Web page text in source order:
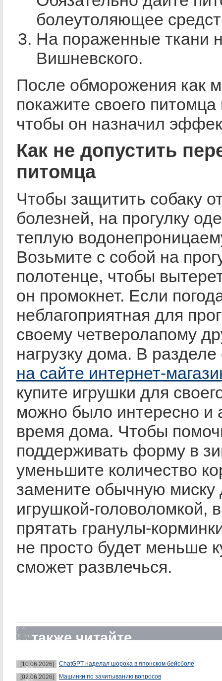
болеутоляющее
На пораженные ткани
Вишневского.
После обморожения как
покажите своего питомца
чтобы он назначил
Как не допустить
питомца
Чтобы защитить собаку
болезней, на прогулку
теплую
Возьмите с собой на
полотенце, чтобы
он промокнет. Если
неблагоприятная для
своему четверолапому
нагрузку дома. В
на сайте интернет-
купите игрушки для
можно было интересно и
время дома. Чтобы
поддерживать форму в
уменьшите количество
замените обычную миску
игрушкой-головоломкой,
прятать гранулы-
не просто будет меньше
сможет развлечься.
также читайте
[10.06.2026]
ChatGPT наделал шороха в японском бейсболе
[02.06.2026]
Машинки по зачитыванию вопросов